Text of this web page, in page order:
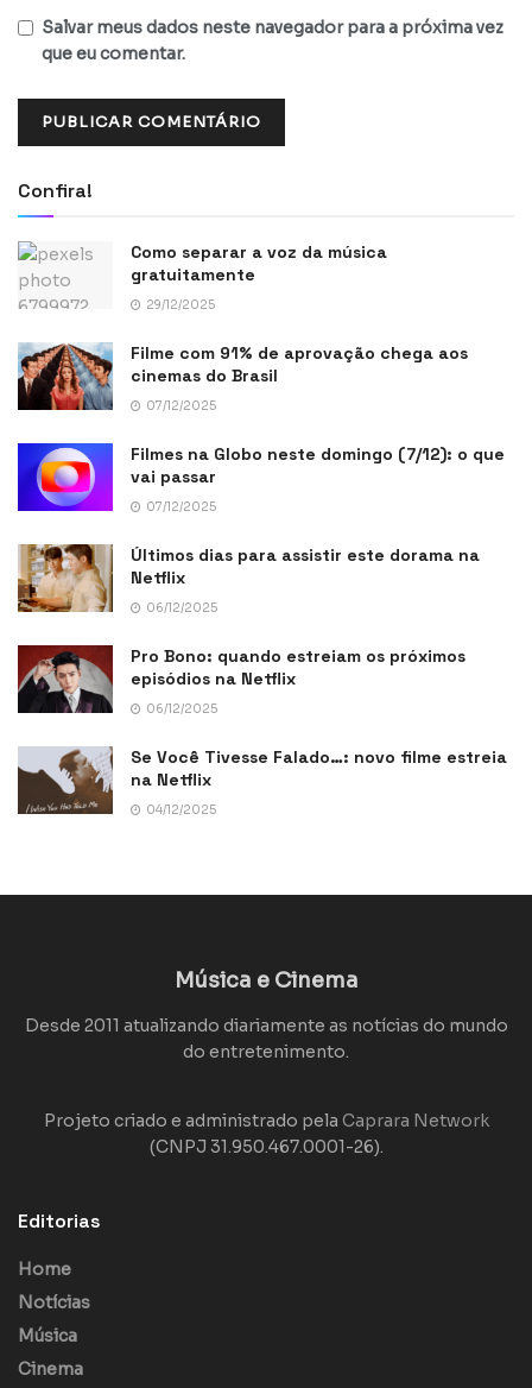
Salvar meus dados neste navegador para a próxima vez
que eu comentar.
Confira!
Como separar a voz da música
gratuitamente
29/12/2025
Filme com 91% de aprovação chega aos
cinemas do Brasil
07/12/2025
Filmes na Globo neste domingo (7/12): o que
vai passar
07/12/2025
Últimos dias para assistir este dorama na
Netflix
06/12/2025
Pro Bono: quando estreiam os próximos
episódios na Netflix
06/12/2025
Se Você Tivesse Falado…: novo filme estreia
na Netflix
04/12/2025
Música e Cinema
Desde 2011 atualizando diariamente as notícias do mundo
do entretenimento.
Projeto criado e administrado pela Caprara Network
(CNPJ 31.950.467.0001-26).
Editorias
Home
Notícias
Música
Cinema